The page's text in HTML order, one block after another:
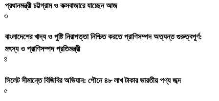
প্রধানমন্ত্রী চট্টগ্রাম ও কক্সবাজারে যাচ্ছেন আজ
৩
বাংলাদেশের খাদ্য ও পুষ্টি নিরাপত্তা নিশ্চিত করতে প্রাণিসম্পদ অত্যন্ত গুরুত্বপূর্ণ:
মৎস্য ও প্রাণিসম্পদ প্রতিমন্ত্রী
৪
সিলেট সীমান্তে বিজিবির অভিযান: পৌনে ৪৮ লাখ টাকার ভারতীয় পণ্য জব্দ
৫